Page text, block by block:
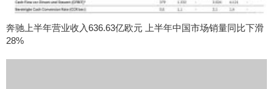
奔驰上半年营业收入636.63亿欧元 上半年中国市场销量同比下滑
28%